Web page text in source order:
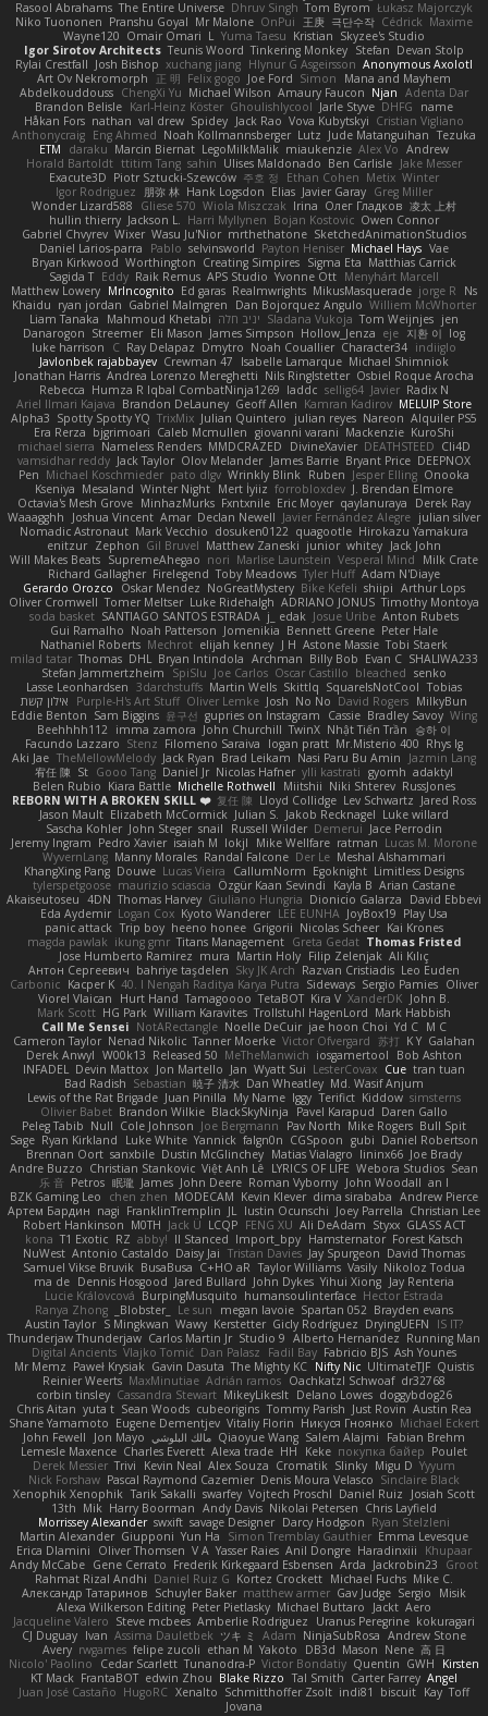
Rasool Abrahams The Entire Universe Dhruv Singh Tom Byrom Łukasz Majorczyk
Niko Tuononen Pranshu Goyal Mr Malone OnPui 王庚 극단수작 Cédrick Maxime
Wayne120 Omair Omari L Yuma Taesu Kristian Skyzee's Studio
Igor Sirotov Architects Teunis Woord Tinkering Monkey Stefan Devan Stolp
Rylai Crestfall Josh Bishop xuchang jiang Hlynur G Asgeirsson Anonymous Axolotl
Art Ov Nekromorph
正 明 Felix gogo Joe Ford Simon
Mana and Mayhem
Abdelkouddouss ChengXi Yu Michael Wilson Amaury Faucon Njan Adenta Dar
Brandon Belisle Karl-Heinz Köster Ghoulishlycool Jarle Styve DHFG
name
Håkan Fors nathan val drew Spidey Jack Rao Vova Kubytskyi Cristian Vigliano
Anthonycraig Eng Ahmed Noah Kollmannsberger Lutz Jude Matanguihan Tezuka
ETM
daraku Marcin Biernat LegoMilkMalik miaukenzie Alex Vo Andrew
Horald Bartoldt ttitim Tang sahin Ulises Maldonado Ben Carlisle Jake Messer
Exacute3D Piotr Sztucki-Szewców 주호 정 Ethan Cohen Metix Winter
Igor Rodriguez
朋弥 林 Hank Logsdon Elias Javier Garay Greg Miller
Wonder Lizard588
Gliese 570 Wiola Miszczak Irina Олег Гладков 凌太 上村
hullin thierry Jackson L. Harri Myllynen Bojan Kostovic Owen Connor
Gabriel Chvyrev Wixer Wasu Ju'Nior mrthethatone SketchedAnimationStudios
Daniel Larios-parra
Pablo selvinsworld Payton Heniser Michael Hays Vae
Bryan Kirkwood Worthington Creating Simpires Sigma Eta Matthias Carrick
Sagida T Eddy Raik Remus APS Studio Yvonne Ott Menyhárt Marcell
Matthew Lowery MrIncognito Ed garas Realmwrights MikusMasquerade jorge R
Ns
Khaidu ryan jordan Gabriel Malmgren Dan Bojorquez Angulo Williem McWhorter
Liam Tanaka
Mahmoud Khetabi יניב חלה Sladana Vukoja Tom Weijnjes jen
Danarogon Streemer Eli Mason James Simpson Hollow_Jenza eje 지환 이 log
luke harrison
C Ray Delapaz Dmytro Noah Couallier Character34 indiiglo
Javlonbek rajabbayev Crewman 47 Isabelle Lamarque Michael Shimniok
Jonathan Harris Andrea Lorenzo Mereghetti Nils Ringlstetter Osbiel Roque Arocha
Rebecca Humza R Iqbal CombatNinja1269 laddc sellig64 Javier Radix N
Ariel Ilmari Kajava Brandon DeLauney Geoff Allen Kamran Kadirov MELUIP Store
Alpha3 Spotty Spotty YQ TrixMix Julian Quintero julian reyes Nareon Alquiler PS5
Era Rerza bjgrimoari Caleb Mcmullen giovanni varani Mackenzie KuroShi
michael sierra Nameless Renders MMDCRAZED DivineXavier DEATHSTEED Cli4D
vamsidhar reddy Jack Taylor Olov Melander James Barrie Bryant Price DEEPNOX
Pen Michael Koschmieder pato dlgv Wrinkly Blink Ruben Jesper Elling Onooka
Kseniya Mesaland Winter Night Mert İyiiz forrobloxdev J. Brendan Elmore
Octavia's Mesh Grove MinhazMurks Fxntxnile Eric Moyer qaylanuraya
Derek Ray
Waaagghh
Joshua Vincent Amar Declan Newell Javier Fernández Alegre julian silver
Nomadic Astronaut Mark Vecchio dosuken0122 quagootle Hirokazu Yamakura
enitzur Zephon Gil Bruvel Matthew Zaneski junior whitey Jack John
Will Makes Beats SupremeAhegao nori Marlise Launstein Vesperal Mind
Milk Crate
Richard Gallagher Firelegend Toby Meadows Tyler Huff Adam N'Diaye
Gerardo Orozco
Oskar Mendez NoGreatMystery Bike Kefeli shiipi Arthur Lops
Oliver Cromwell Tomer Meltser Luke Ridehalgh ADRIANO JONUS Timothy Montoya
soda basket SANTIAGO SANTOS ESTRADA j_ edak Josue Uribe Anton Rubets
Gui Ramalho Noah Patterson Jomenikia Bennett Greene Peter Hale
Nathaniel Roberts Mechrot elijah kenney J H Astone Massie Tobi Staerk
milad tatar Thomas DHL Bryan Intindola Archman Billy Bob Evan C SHALIWA233
Stefan Jammertzheim
SpiSlu Joe Carlos Oscar Castillo bleached senko
Lasse Leonhardsen 3darchstuffs Martin Wells Skittlq SquareIsNotCool Tobias
אילון קשת
Purple-H's Art Stuff Oliver Lemke Josh No No David Rogers MilkyBun
Eddie Benton Sam Biggins 윤구선 gupries on Instagram Cassie Bradley Savoy Wing
Beehhhh112 imma zamora John Churchill TwinX Nhật Tiến Trần
승하 이
Facundo Lazzaro Stenz Filomeno Saraiva logan pratt Mr.Misterio 400 Rhys lg
Aki Jae TheMellowMelody Jack Ryan Brad Leikam Nasi Paru Bu Amin
Jazmin Lang
宥任 陳 St Gooo Tang Daniel Jr Nicolas Hafner ylli kastrati gyomh adaktyl
Belen Rubio Kiara Battle Michelle Rothwell Miitshii Niki Shterev RussJones
REBORN WITH A BROKEN SKILL ❤️ 复任 陳 Lloyd Collidge Lev Schwartz Jared Ross
Jason Mault Elizabeth McCormick Julian S. Jakob Recknagel Luke willard
Sascha Kohler John Steger snail Russell Wilder Demerui Jace Perrodin
Jeremy Ingram Pedro Xavier isaiah M lokjl Mike Wellfare ratman Lucas M. Morone
WyvernLang Manny Morales Randal Falcone Der Le Meshal Alshammari
KhangXing Pang Douwe Lucas Vieira CallumNorm Egoknight Limitless Designs
tylerspetgoose maurizio sciascia Özgür Kaan Sevindi Kayla B Arian Castane
Akaiseutoseu 4DN Thomas Harvey Giuliano Hungria Dionicio Galarza
David Ebbevi
Eda Aydemir Logan Cox Kyoto Wanderer LEE EUNHA JoyBox19 Play Usa
panic attack Trip boy heeno honee Grigorii Nicolas Scheer Kai Krones
magda pawlak ikung gmr Titans Management Greta Gedat Thomas Fristed
Jose Humberto Ramirez mura Martin Holy Filip Zelenjak Ali Kılıç
Антон Сергеевич bahriye taşdelen Sky JK Arch Razvan Cristiadis Leo Euden
Carbonic Kacper K 40. I Nengah Raditya Karya Putra Sideways Sergio Pamies Oliver
Viorel Vlaican
Hurt Hand Tamagoooo TetaBOT Kira V XanderDK John B.
Mark Scott HG Park William Karavites Trollstuhl HagenLord Mark Habbish
Call Me Sensei NotARectangle Noelle DeCuir jae hoon Choi Yd C M C
Cameron Taylor Nenad Nikolic Tanner Moerke Victor Ofvergard 苏打 K Y Galahan
Derek Anwyl W00k13 Released 50 MeTheManwich iosgamertool
Bob Ashton
INFADEL Devin Mattox Jon Martello Jan Wyatt Sui LesterCovax Cue tran tuan
Bad Radish Sebastian 暁子 清水 Dan Wheatley Md. Wasif Anjum
Lewis of the Rat Brigade Juan Pinilla My Name Iggy Terifict Kiddow simsterns
Olivier Babet Brandon Wilkie BlackSkyNinja Pavel Karapud Daren Gallo
Peleg Tabib Null Cole Johnson Joe Bergmann Pav North Mike Rogers Bull Spit
Sage Ryan Kirkland Luke White Yannick falgn0n CGSpoon gubi Daniel Robertson
Brennan Oort sanxbile Dustin McGlinchey Matias Vialagro lininx66 Joe Brady
Andre Buzzo Christian Stankovic Việt Anh Lê LYRICS OF LIFE Webora Studios Sean
乐 音 Petros 眠瓏 James John Deere Roman Vyborny John Woodall an l
BZK Gaming Leo
chen zhen MODECAM Kevin Klever dima sirababa Andrew Pierce
Артем Бардин nagi FranklinTremplin JL Iustin Ocunschi Joey Parrella Christian Lee
Robert Hankinson M0TH Jack Ü LCQP FENG XU Ali DeAdam Styxx GLASS ACT
kona T1 Exotic RZ abby! ll Stanced Import_bpy Hamsternator Forest Katsch
NuWest Antonio Castaldo Daisy Jai Tristan Davies Jay Spurgeon David Thomas
Samuel Vikse Bruvik BusaBusa C+HO aR Taylor Williams Vasily Nikoloz Todua
ma de Dennis Hosgood Jared Bullard John Dykes Yihui Xiong Jay Renteria
Lucie Královcová BurpingMusquito humansoulinterface Hector Estrada
Ranya Zhong
_Blobster_ Le sun megan lavoie Spartan 052 Brayden evans
Austin Taylor S Mingkwan Wawy Kerstetter Gicly Rodríguez DryingUEFN
IS IT?
Thunderjaw Thunderjaw Carlos Martin Jr Studio 9 Alberto Hernandez Running Man
Digital Ancients Vlajko Tomić Dan Palasz Fadil Bay Fabricio BJS Ash Younes
Mr Memz Paweł Krysiak Gavin Dasuta The Mighty KC Nifty Nic UltimateTJF Quistis
Reinier Weerts MaxMinutiae Adrián ramos Oachkatzl Schwoaf dr32768
corbin tinsley Cassandra Stewart MikeyLikesIt Delano Lowes doggybdog26
Chris Aitan yuta t Sean Woods cubeorigins Tommy Parish Just Rovin Austin Rea
Shane Yamamoto Eugene Dementjev Vitaliy Florin Никуся Гноянко Michael Eckert
John Fewell
Jon Mayo مالك البلوشي Qiaoyue Wang Salem Alajmi
Fabian Brehm
Lemesle Maxence Charles Everett Alexa trade HH Keke покупка байер Poulet
Derek Messier Trivi Kevin Neal Alex Souza Cromatik Slinky Migu D Yyyum
Nick Forshaw Pascal Raymond Cazemier Denis Moura Velasco Sinclaire Black
Xenophik Xenophik Tarik Sakalli swarfey Vojtech Proschl Daniel Ruiz
Josiah Scott
13th Mik Harry Boorman Andy Davis Nikolai Petersen Chris Layfield
Morrissey Alexander swxift savage Designer Darcy Hodgson Ryan Stelzleni
Martin Alexander Giupponi Yun Ha Simon Tremblay Gauthier Emma Levesque
Erica Dlamini
Oliver Thomsen V A Yasser Raies Anil Dongre Haradinxiii
Khupaar
Andy McCabe Gene Cerrato Frederik Kirkegaard Esbensen Arda Jackrobin23
Groot
Rahmat Rizal Andhi Daniel Ruiz G Kortez Crockett Michael Fuchs Mike C.
Александр Татаринов Schuyler Baker matthew armer Gav Judge Sergio
Misik
Alexa Wilkerson Editing Peter Pietlasky Michael Buttaro Jackt Aero
Jacqueline Valero Steve mcbees Amberlie Rodriguez Uranus Peregrine kokuragari
CJ Duguay Ivan Assima Dauletbek ツキ ミ Adam NinjaSubRosa Andrew Stone
Avery rwgames felipe zucoli ethan M Yakoto DB3d Mason Nene 高 日
Nicolo' Paolino
Cedar Scarlett Tunanodra-P Victor Bondatiy Quentin GWH
Kirsten
KT Mack FrantaBOT edwin Zhou Blake Rizzo Tal Smith Carter Farrey Angel
Juan José Castaño HugoRC Xenalto Schmitthoffer Zsolt indi81 biscuit Kay Toff
Jovana